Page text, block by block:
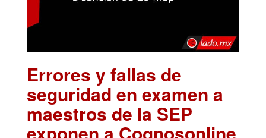
Errores y fallas de
seguridad en examen a
maestros de la SEP
exponen a Cognosonline